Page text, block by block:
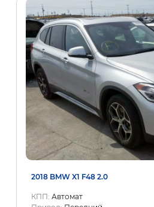
2018 BMW X1 F48 2.0
КПП: Автомат